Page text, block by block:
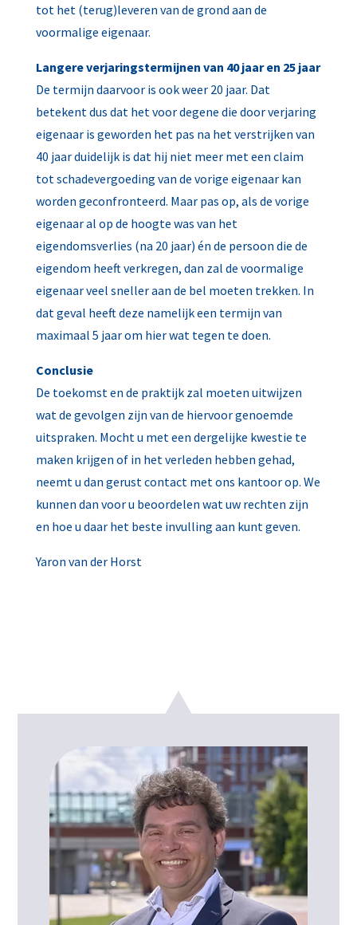
tot het (terug)leveren van de grond aan de
voormalige eigenaar.
Langere verjaringstermijnen van 40 jaar en 25 jaar
De termijn daarvoor is ook weer 20 jaar. Dat
betekent dus dat het voor degene die door verjaring
eigenaar is geworden het pas na het verstrijken van
40 jaar duidelijk is dat hij niet meer met een claim
tot schadevergoeding van de vorige eigenaar kan
worden geconfronteerd. Maar pas op, als de vorige
eigenaar al op de hoogte was van het
eigendomsverlies (na 20 jaar) én de persoon die de
eigendom heeft verkregen, dan zal de voormalige
eigenaar veel sneller aan de bel moeten trekken. In
dat geval heeft deze namelijk een termijn van
maximaal 5 jaar om hier wat tegen te doen.
Conclusie
De toekomst en de praktijk zal moeten uitwijzen
wat de gevolgen zijn van de hiervoor genoemde
uitspraken. Mocht u met een dergelijke kwestie te
maken krijgen of in het verleden hebben gehad,
neemt u dan gerust contact met ons kantoor op. We
kunnen dan voor u beoordelen wat uw rechten zijn
en hoe u daar het beste invulling aan kunt geven.
Yaron van der Horst